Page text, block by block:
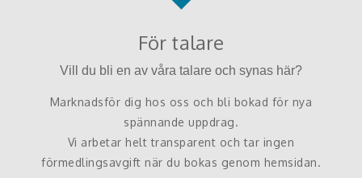
För talare
Vill du bli en av våra talare och synas här?
Marknadsför dig hos oss och bli bokad för nya
spännande uppdrag.
Vi arbetar helt transparent och tar ingen
förmedlingsavgift när du bokas genom hemsidan.